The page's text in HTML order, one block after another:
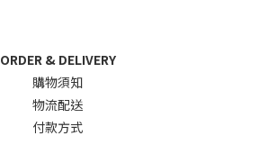
ORDER & DELIVERY
購物須知
物流配送
付款方式